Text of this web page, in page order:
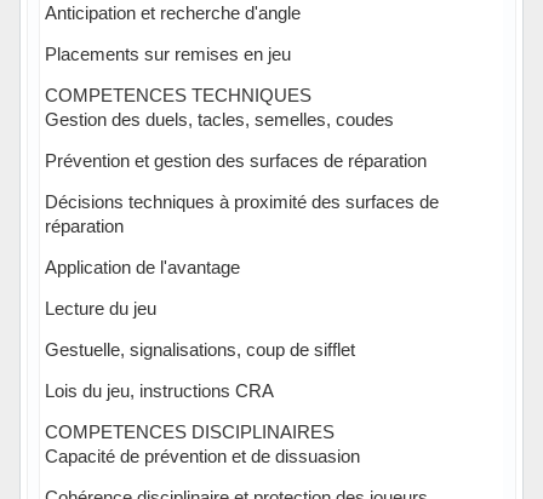
Anticipation et recherche d'angle
Placements sur remises en jeu
COMPETENCES TECHNIQUES
Gestion des duels, tacles, semelles, coudes
Prévention et gestion des surfaces de réparation
Décisions techniques à proximité des surfaces de
réparation
Application de l'avantage
Lecture du jeu
Gestuelle, signalisations, coup de sifflet
Lois du jeu, instructions CRA
COMPETENCES DISCIPLINAIRES
Capacité de prévention et de dissuasion